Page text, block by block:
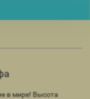
в мире! Высота